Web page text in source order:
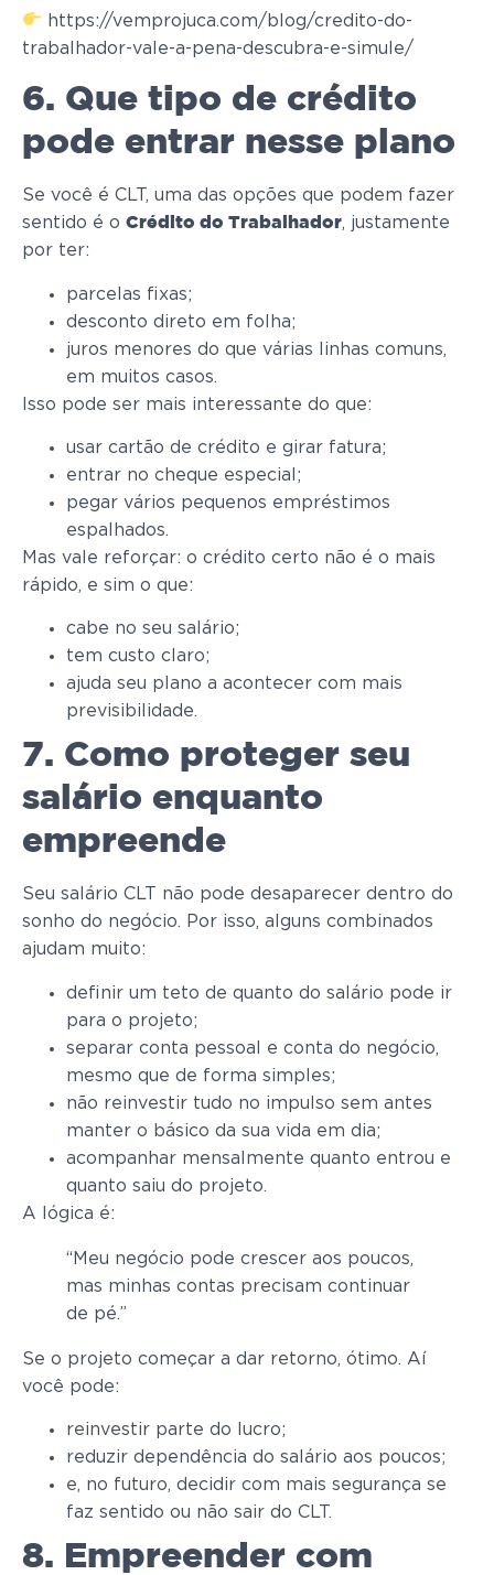
https://vemprojuca.com/blog/credito-do-
trabalhador-vale-a-pena-descubra-e-simule/
6. Que tipo de crédito
pode entrar nesse plano
Se você é CLT, uma das opções que podem fazer
sentido é o Crédito do Trabalhador, justamente
por ter:
parcelas fixas;
desconto direto em folha;
juros menores do que várias linhas comuns,
em muitos casos.
Isso pode ser mais interessante do que:
usar cartão de crédito e girar fatura;
entrar no cheque especial;
pegar vários pequenos empréstimos
espalhados.
Mas vale reforçar: o crédito certo não é o mais
rápido, e sim o que:
cabe no seu salário;
tem custo claro;
ajuda seu plano a acontecer com mais
previsibilidade.
7. Como proteger seu
salário enquanto
empreende
Seu salário CLT não pode desaparecer dentro do
sonho do negócio. Por isso, alguns combinados
ajudam muito:
definir um teto de quanto do salário pode ir
para o projeto;
separar conta pessoal e conta do negócio,
mesmo que de forma simples;
não reinvestir tudo no impulso sem antes
manter o básico da sua vida em dia;
acompanhar mensalmente quanto entrou e
quanto saiu do projeto.
A lógica é:
“Meu negócio pode crescer aos poucos,
mas minhas contas precisam continuar
de pé.”
Se o projeto começar a dar retorno, ótimo. Aí
você pode:
reinvestir parte do lucro;
reduzir dependência do salário aos poucos;
e, no futuro, decidir com mais segurança se
faz sentido ou não sair do CLT.
8. Empreender com